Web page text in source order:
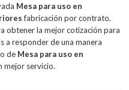
Mesa para uso en
fabricación por contrato.
obtener la mejor cotización para
a responder de una manera
de Mesa para uso en
mejor servicio.